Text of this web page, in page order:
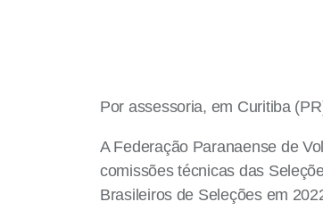
Por assessoria, em Curitiba
A Federação Paranaense de
comissões técnicas das
Brasileiros de Seleções em